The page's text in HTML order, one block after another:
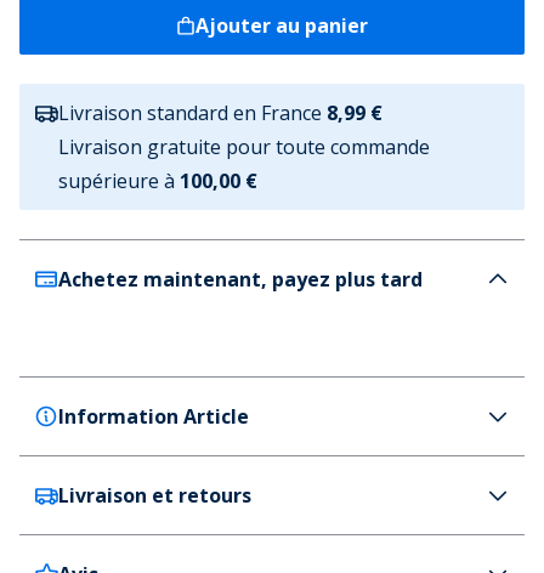
Ajouter au panier
Livraison standard en France 8,99 €
Livraison gratuite pour toute commande
supérieure à 100,00 €
Achetez maintenant, payez plus tard
Information Article
Hurley
Hurley Jogging d'aventure Homme Great White
Couleur
Livraison et retours